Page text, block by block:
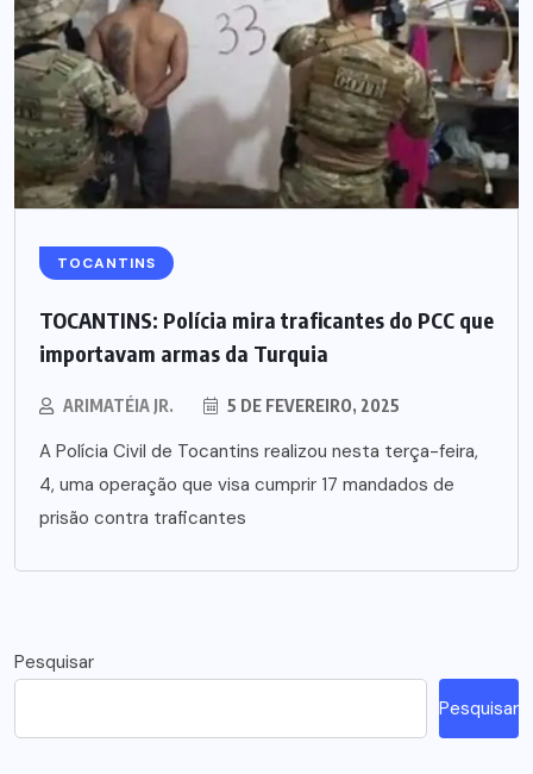
TOCANTINS
TOCANTINS: Polícia mira traficantes do PCC que
importavam armas da Turquia
ARIMATÉIA JR. 5 DE FEVEREIRO, 2025
A Polícia Civil de Tocantins realizou nesta terça-feira,
4, uma operação que visa cumprir 17 mandados de
prisão contra traficantes
Pesquisar
Pesquisar